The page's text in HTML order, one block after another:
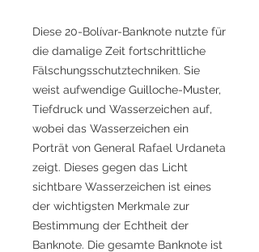
Diese 20-Bolívar-Banknote nutzte für
die damalige Zeit fortschrittliche
Fälschungsschutztechniken. Sie
weist aufwendige Guilloche-Muster,
Tiefdruck und Wasserzeichen auf,
wobei das Wasserzeichen ein
Porträt von General Rafael Urdaneta
zeigt. Dieses gegen das Licht
sichtbare Wasserzeichen ist eines
der wichtigsten Merkmale zur
Bestimmung der Echtheit der
Banknote. Die gesamte Banknote ist